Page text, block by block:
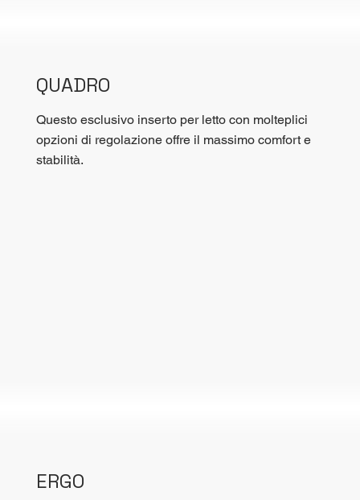
QUADRO
Questo esclusivo inserto per letto con molteplici
opzioni di regolazione offre il massimo comfort e
stabilità.
ERGO